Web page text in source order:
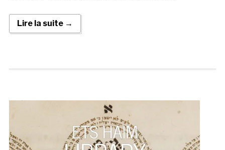
Lire la suite →